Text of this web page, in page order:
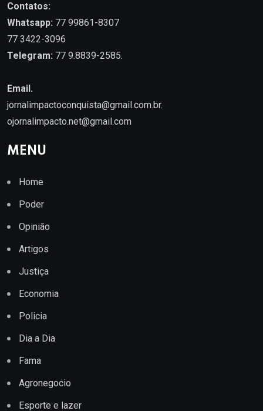
Contatos:
Whatsapp: 77 99861-8307
77 3422-3096
Telegram: 77 9.8839-2585.
Email.
jornalimpactoconquista@gmail.com.br.
ojornalimpacto.net@gmail.com
MENU
Home
Poder
Opinião
Artigos
Justiça
Economia
Policia
Dia a Dia
Fama
Agronegocio
Esporte e lazer